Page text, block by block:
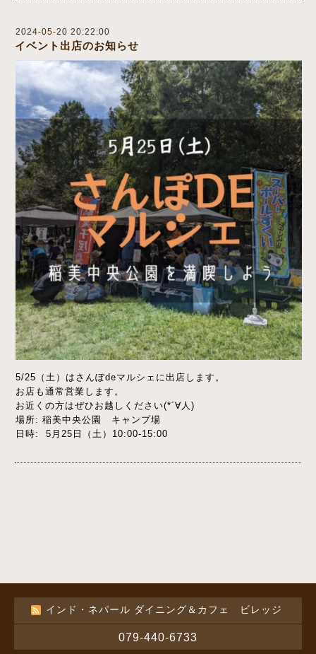
2024-05-20 20:22:00
イベント出店のお知らせ
5/25（土）はさんぽdeマルシェに出店します。
お店も通常営業します。
お近くの方はぜひお越しください(*´∀人)
場所: 稲美中央公園 キャンプ場
日時: 5月25日（土）10:00-15:00
インド・ネパール ダイニング＆カフェ ビレッジ
079-440-6733